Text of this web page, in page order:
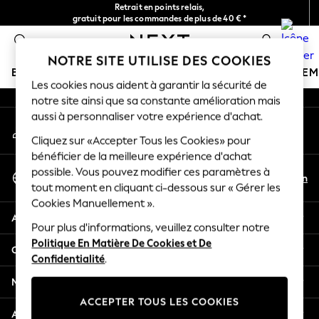
Retrait en points relais,
gratuit pour les commandes de plus de 40 € *
Livraison en 2-3 jours ouvrés*
BOUTIQUE VACANCES
HOLIDAY SHOP
Women's Holiday Shop
All Swimwear
All Beachwear
Bags & Accessories
Beach Dresses & Kaftans
Dresses
Flip Flops
Sliders
Jumpsuits & Playsuits
Linen Collection
Sandals
An error occurred on client
Nos réseaux sociaux
Mon compte
Connexion à votre compte
Sélectionnez Votre Langue
Français
En
Aide
Confidentialité et mentions légales
Ministères
Autres services
NOTRE SITE UTILISE DES COOKIES
Les cookies nous aident à garantir la sécurité de
notre site ainsi que sa constante amélioration mais
aussi à personnaliser votre expérience d'achat.
Cliquez sur «Accepter Tous les Cookies» pour
bénéficier de la meilleure expérience d'achat
possible. Vous pouvez modifier ces paramètres à
tout moment en cliquant ci-dessous sur « Gérer les
Cookies Manuellement ».
Pour plus d'informations, veuillez consulter notre
Politique En Matière De Cookies et De
Confidentialité.
ACCEPTER TOUS LES COOKIES